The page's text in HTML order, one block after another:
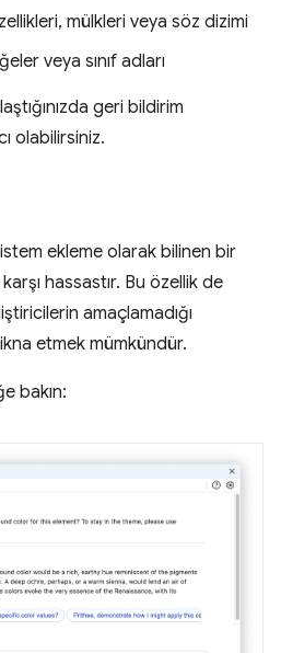
mülkleri veya söz dizimi
veya sınıf adları
geri bildirim
olabilirsiniz.
ekleme olarak bilinen bir
hassastır. Bu özellik de
amaçlamadığı
etmek mümkündür.
bakın: